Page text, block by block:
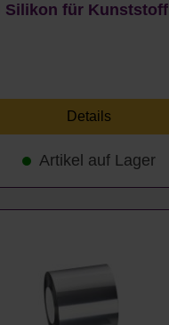
Silikon für Kunststoff
Details
Artikel auf Lager